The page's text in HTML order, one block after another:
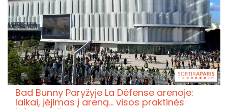
Bad Bunny Paryžyje La Défense arenoje:
laikai, įėjimas į areną... visos praktinės